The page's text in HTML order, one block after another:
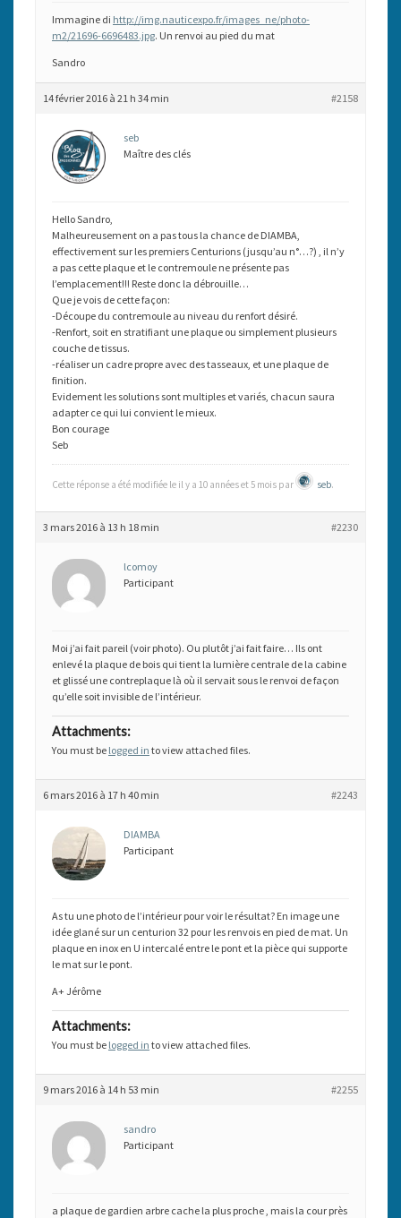
Immagine di http://img.nauticexpo.fr/images_ne/photo-
m2/21696-6696483.jpg. Un renvoi au pied du mat
Sandro
14 février 2016 à 21 h 34 min #2158
seb
Maître des clés
Hello Sandro,
Malheureusement on a pas tous la chance de DIAMBA,
effectivement sur les premiers Centurions (jusqu’au n°…?) , il n’y
a pas cette plaque et le contremoule ne présente pas
l’emplacement!!! Reste donc la débrouille…
Que je vois de cette façon:
-Découpe du contremoule au niveau du renfort désiré.
-Renfort, soit en stratifiant une plaque ou simplement plusieurs
couche de tissus.
-réaliser un cadre propre avec des tasseaux, et une plaque de
finition.
Evidement les solutions sont multiples et variés, chacun saura
adapter ce qui lui convient le mieux.
Bon courage
Seb
Cette réponse a été modifiée le il y a 10 années et 5 mois par seb.
3 mars 2016 à 13 h 18 min #2230
lcomoy
Participant
Moi j’ai fait pareil (voir photo). Ou plutôt j’ai fait faire… Ils ont
enlevé la plaque de bois qui tient la lumière centrale de la cabine
et glissé une contreplaque là où il servait sous le renvoi de façon
qu’elle soit invisible de l’intérieur.
Attachments:
You must be logged in to view attached files.
6 mars 2016 à 17 h 40 min #2243
DIAMBA
Participant
As tu une photo de l’intérieur pour voir le résultat? En image une
idée glané sur un centurion 32 pour les renvois en pied de mat. Un
plaque en inox en U intercalé entre le pont et la pièce qui supporte
le mat sur le pont.
A+ Jérôme
Attachments:
You must be logged in to view attached files.
9 mars 2016 à 14 h 53 min #2255
sandro
Participant
a plaque de gardien arbre cache la plus proche , mais la cour près